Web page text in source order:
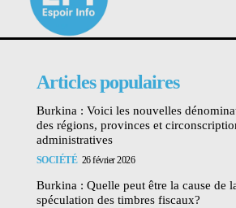
Articles populaires
Burkina : Voici les nouvelles
des régions, provinces et
administratives
SOCIÉTÉ 26 février 2026
Burkina : Quelle peut être la cause de
spéculation des timbres fiscaux?